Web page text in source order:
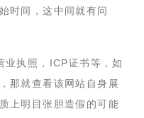
时间，这中间就有问
业执照，ICP证书等，如
那就查看该网站自身展
上明目张胆造假的可能